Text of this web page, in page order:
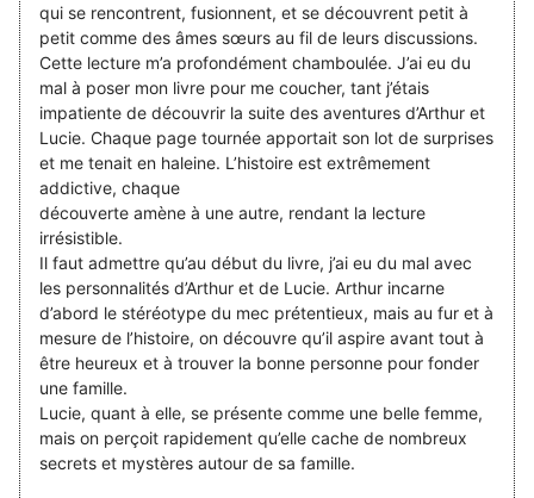
qui se rencontrent, fusionnent, et se découvrent petit à
petit comme des âmes sœurs au fil de leurs discussions.
Cette lecture m’a profondément chamboulée. J’ai eu du
mal à poser mon livre pour me coucher, tant j’étais
impatiente de découvrir la suite des aventures d’Arthur et
Lucie. Chaque page tournée apportait son lot de surprises
et me tenait en haleine. L’histoire est extrêmement
addictive, chaque
découverte amène à une autre, rendant la lecture
irrésistible.
Il faut admettre qu’au début du livre, j’ai eu du mal avec
les personnalités d’Arthur et de Lucie. Arthur incarne
d’abord le stéréotype du mec prétentieux, mais au fur et à
mesure de l’histoire, on découvre qu’il aspire avant tout à
être heureux et à trouver la bonne personne pour fonder
une famille.
Lucie, quant à elle, se présente comme une belle femme,
mais on perçoit rapidement qu’elle cache de nombreux
secrets et mystères autour de sa famille.